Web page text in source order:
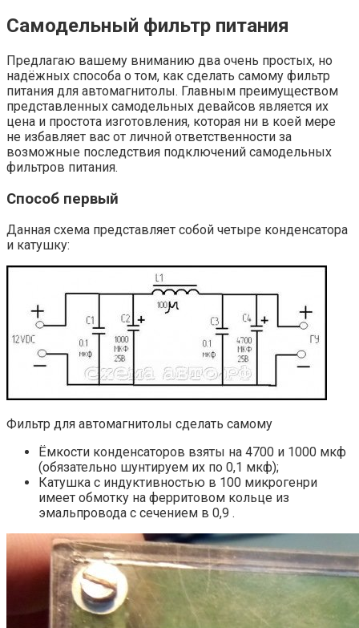
Самодельный фильтр питания
Предлагаю вашему вниманию два очень простых, но
надёжных способа о том, как сделать самому фильтр
питания для автомагнитолы. Главным преимуществом
представленных самодельных девайсов является их
цена и простота изготовления, которая ни в коей мере
не избавляет вас от личной ответственности за
возможные последствия подключений самодельных
фильтров питания.
Способ первый
Данная схема представляет собой четыре конденсатора
и катушку:
Фильтр для автомагнитолы сделать самому
Ёмкости конденсаторов взяты на 4700 и 1000 мкф
(обязательно шунтируем их по 0,1 мкф);
Катушка с индуктивностью в 100 микрогенри
имеет обмотку на ферритовом кольце из
эмальпровода с сечением в 0,9 .